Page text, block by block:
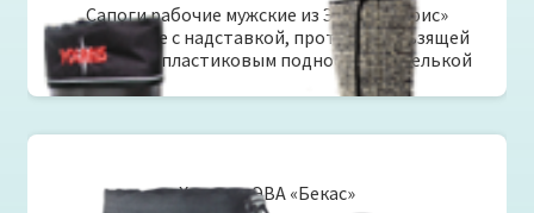
Сапоги рабочие мужские из ЭВА «Полярис»
утепленные с надставкой, противоскользящей
подошвой, пластиковым подноском и стелькой
Хаски из ЭВА «Бекас»